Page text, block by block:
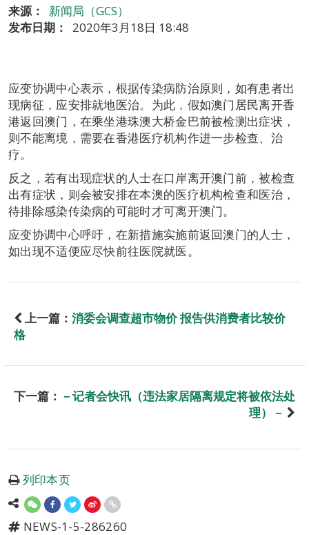
来源：
新闻局（GCS）
发布日期：
2020年3月18日 18:48
应变协调中心表示，根据传染病防治原则，如有患者出
现病征，应安排就地医治。为此，假如澳门居民离开香
港返回澳门，在乘坐港珠澳大桥金巴前被检测出症状，
则不能离境，需要在香港医疗机构作进一步检查、治
疗。
反之，若有出现症状的人士在口岸离开澳门前，被检查
出有症状，则会被安排在本澳的医疗机构检查和医治，
待排除感染传染病的可能时才可离开澳门。
应变协调中心呼吁，在新措施实施前返回澳门的人士，
如出现不适便应尽快前往医院就医。
上一篇： 消委会调查超市物价 报告供消费者比较价
格
下一篇： －记者会快讯（违法家居隔离规定将被依法处
理）－
列印本页
NEWS-1-5-286260